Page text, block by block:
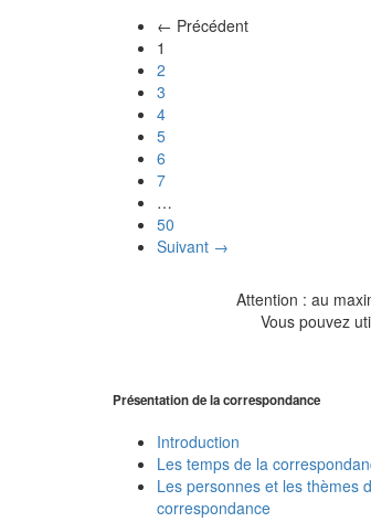
← Précédent
1
2
3
4
5
6
7
…
50
Suivant →
Attention : au
Vous pouvez
Présentation de la correspondance
Introduction
Les temps de la
Les personnes et les thèmes
correspondance